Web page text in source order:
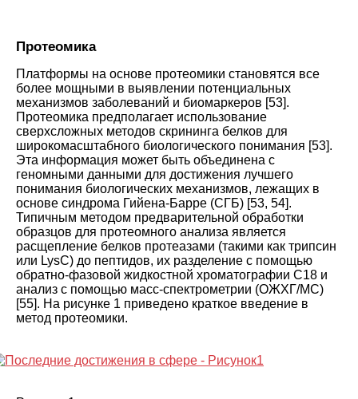
Протеомика
Платформы на основе протеомики становятся все
более мощными в выявлении потенциальных
механизмов заболеваний и биомаркеров [53].
Протеомика предполагает использование
сверхсложных методов скрининга белков для
широкомасштабного биологического понимания [53].
Эта информация может быть объединена с
геномными данными для достижения лучшего
понимания биологических механизмов, лежащих в
основе синдрома Гийена-Барре (СГБ) [53, 54].
Типичным методом предварительной обработки
образцов для протеомного анализа является
расщепление белков протеазами (такими как трипсин
или LysC) до пептидов, их разделение с помощью
обратно-фазовой жидкостной хроматографии C18 и
анализ с помощью масс-спектрометрии (ОЖХГ/МС)
[55]. На рисунке 1 приведено краткое введение в
метод протеомики.